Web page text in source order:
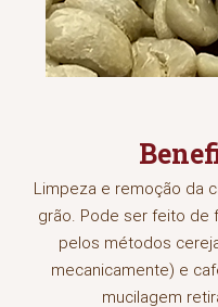
Limpeza e remoção da
grão. Pode ser feito de
pelos métodos
mecanicamente) e
mucilagem